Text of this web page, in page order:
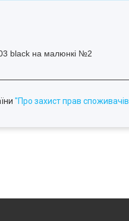
"Про захист прав споживачів